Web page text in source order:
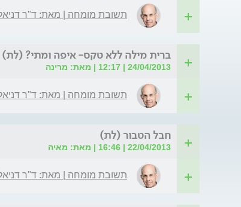
תשובת מומחה | מאת: ד"ר
ברית מילה ללא טקס- איפה ומתי? (לת)
24/04/2013 | 12:17 | מאת: מרינה
תשובת מומחה | מאת: ד"ר
חבל הטבור (לת)
22/04/2013 | 16:46 | מאת: מאיה
תשובת מומחה | מאת: ד"ר